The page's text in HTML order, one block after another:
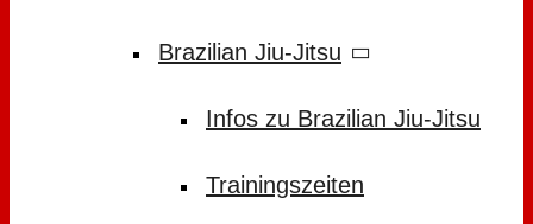
Brazilian Jiu-Jitsu
Infos zu Brazilian Jiu-Jitsu
Trainingszeiten